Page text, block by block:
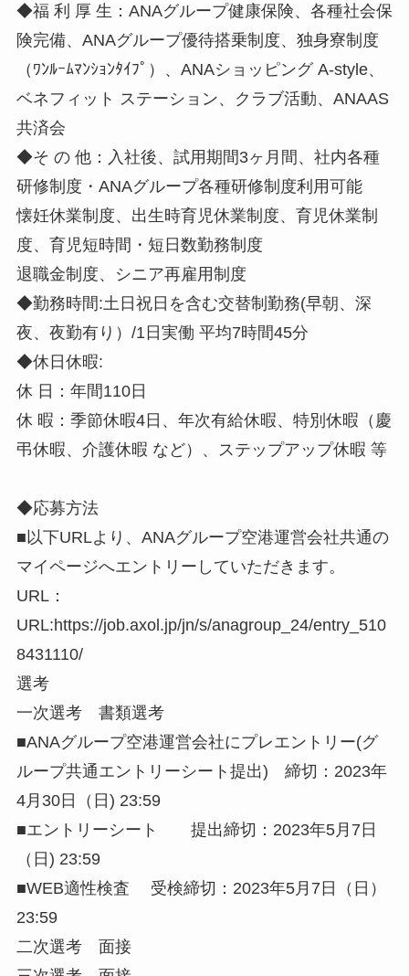
◆福 利 厚 生：ANAグループ健康保険、各種社会保
険完備、ANAグループ優待搭乗制度、独身寮制度
（ﾜﾝﾙｰﾑﾏﾝｼｮﾝﾀｲﾌﾟ）、ANAショッピング A-style、
ベネフィット ステーション、クラブ活動、ANAAS
共済会
◆そ の 他：入社後、試用期間3ヶ月間、社内各種
研修制度・ANAグループ各種研修制度利用可能
懐妊休業制度、出生時育児休業制度、育児休業制
度、育児短時間・短日数勤務制度
退職金制度、シニア再雇用制度
◆勤務時間:土日祝日を含む交替制勤務(早朝、深
夜、夜勤有り）/1日実働 平均7時間45分
◆休日休暇:
休 日：年間110日
休 暇：季節休暇4日、年次有給休暇、特別休暇（慶
弔休暇、介護休暇 など）、ステップアップ休暇 等
◆応募方法
■以下URLより、ANAグループ空港運営会社共通の
マイページへエントリーしていただきます。
URL：
URL:https://job.axol.jp/jn/s/anagroup_24/entry_510
8431110/
選考
一次選考 書類選考
■ANAグループ空港運営会社にプレエントリー(グ
ループ共通エントリーシート提出) 締切：2023年
4月30日（日) 23:59
■エントリーシート 提出締切：2023年5月7日
（日) 23:59
■WEB適性検査 受検締切：2023年5月7日（日）
23:59
二次選考 面接